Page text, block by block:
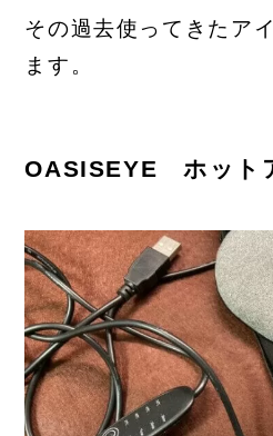
その過去使ってきたア
ます。
OASISEYE ホット